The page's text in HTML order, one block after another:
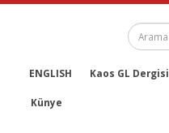
ENGLISH Kaos GL Dergisi
Künye